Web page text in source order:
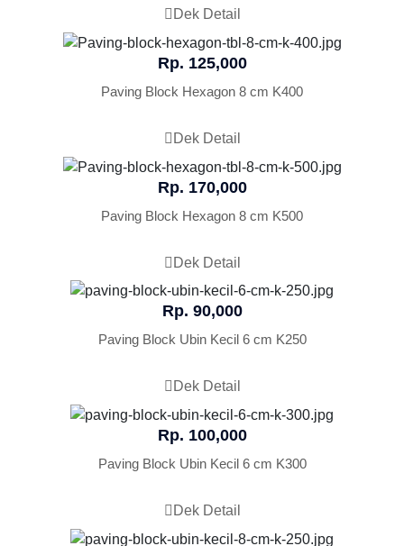
Dek Detail
Rp. 125,000
Paving Block Hexagon 8 cm K400
Dek Detail
Rp. 170,000
Paving Block Hexagon 8 cm K500
Dek Detail
Rp. 90,000
Paving Block Ubin Kecil 6 cm K250
Dek Detail
Rp. 100,000
Paving Block Ubin Kecil 6 cm K300
Dek Detail